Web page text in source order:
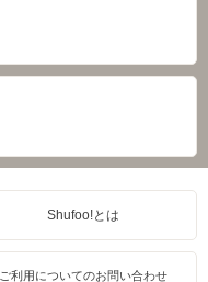
Shufoo!とは
ご利用についてのお問い合わせ